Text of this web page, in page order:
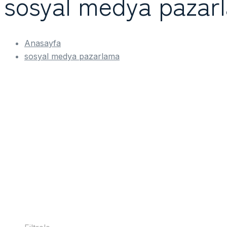
Anasayfa
sosyal medya pazarlama